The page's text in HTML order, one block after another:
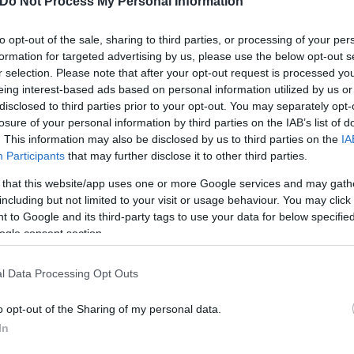
opt-out of the sale, sharing to third parties, or processing of your
for targeted advertising by us, please use the below opt-out
selection. Please note that after your opt-out request is processed
interest-based ads based on personal information utilized by us
to third parties prior to your opt-out. You may separately
of your personal information by third parties on the IAB’s list of
This information may also be disclosed by us to third parties on the
Participants that may further disclose it to other third parties.
that this website/app uses one or more Google services and may
but not limited to your visit or usage behaviour. You may
to Google and its third-party tags to use your data for below
consent section.
Data Processing Opt Outs
opt-out of the Sharing of my personal data.
50 από την Ευελπίδων και τις άλλες παραπάνω
πλέον δεδομένο αποψιλώνονται τα όπλα των
Ελάχιστης Βάσης Εισαγωγής ο ΣΥΡΙΖΑ έχει
υποψηφίων κάθε χρόνο, γεγονός που τους
φαινόμενο αυτό έχει πάρει επικίνδυνες
πολύ περισσότερο το στελεχιακό δυναμικό του
καταλήγει η ανακοίνωση.
Flash.grστην αναζήτηση τηςGoogle